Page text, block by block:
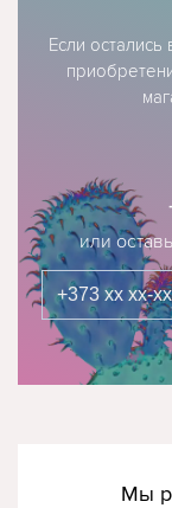
Если
или
Мы